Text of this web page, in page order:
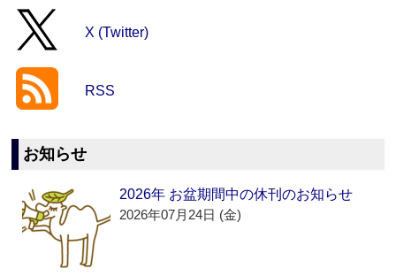
X (Twitter)
RSS
お知らせ
2026年 お盆期間中の休刊のお知らせ
2026年07月24日 (金)